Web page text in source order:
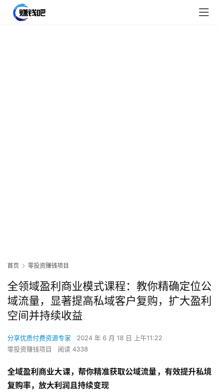
首页 零投资赚钱项目
全领域盈利商业模式课程：教你精确定位公
域流量，显著提高私域客户复购，扩大盈利
空间并持续收益
分享优质付费资源专家
2024 年 6 月 18 日 上午11:22
零投资赚钱项目
阅读 4338
全域盈利商业大课，帮你精准获取公域流量，有效提升私境
复购率，放大利润且持续变现